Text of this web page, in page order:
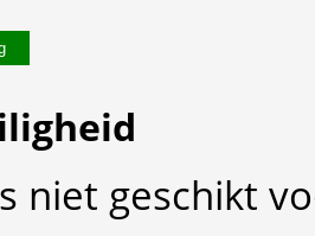
niet geschikt